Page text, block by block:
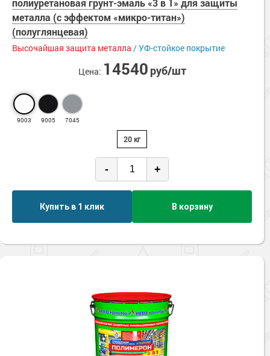
полиуретановая грунт-эмаль «3 в 1» для защиты
металла (с эффектом «микро-титан»)
(полуглянцевая)
Высочайшая защита металла / УФ-стойкое покрытие
Цена: 14540 руб/шт
9003 9005 7045
20 кг
- +
Купить в 1 клик В корзину